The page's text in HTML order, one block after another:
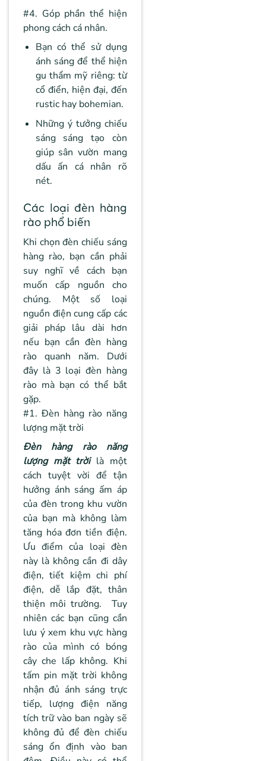
#4. Góp phần thể hiện
phong cách cá nhân.
Bạn có thể sử dụng
ánh sáng để thể hiện
gu thẩm mỹ riêng: từ
cổ điển, hiện đại, đến
rustic hay bohemian.
Những ý tưởng chiếu
sáng sáng tạo còn
giúp sân vườn mang
dấu ấn cá nhân rõ
nét.
Các loại đèn hàng
rào phổ biến
Khi chọn đèn chiếu sáng
hàng rào, bạn cần phải
suy nghĩ về cách bạn
muốn cấp nguồn cho
chúng. Một số loại
nguồn điện cung cấp các
giải pháp lâu dài hơn
nếu bạn cần đèn hàng
rào quanh năm. Dưới
đây là 3 loại đèn hàng
rào mà bạn có thể bắt
gặp.
#1. Đèn hàng rào năng
lượng mặt trời
Đèn hàng rào năng
lượng mặt trờilà một
cách tuyệt vời để tận
hưởng ánh sáng ấm áp
của đèn trong khu vườn
của bạn mà không làm
tăng hóa đơn tiền điện.
Ưu điểm của loại đèn
này là không cần đi dây
điện, tiết kiệm chi phí
điện, dễ lắp đặt, thân
thiện môi trường. Tuy
nhiên các bạn cũng cần
lưu ý xem khu vực hàng
rào của mình có bóng
cây che lấp không. Khi
tấm pin mặt trời không
nhận đủ ánh sáng trực
tiếp, lượng điện năng
tích trữ vào ban ngày sẽ
không đủ để đèn chiếu
sáng ổn định vào ban